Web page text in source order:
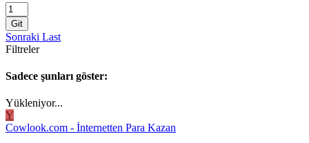
Git
Sonraki Last
Filtreler
Sadece şunları göster:
Yükleniyor...
Y
Cowlook.com - İnternetten Para Kazan